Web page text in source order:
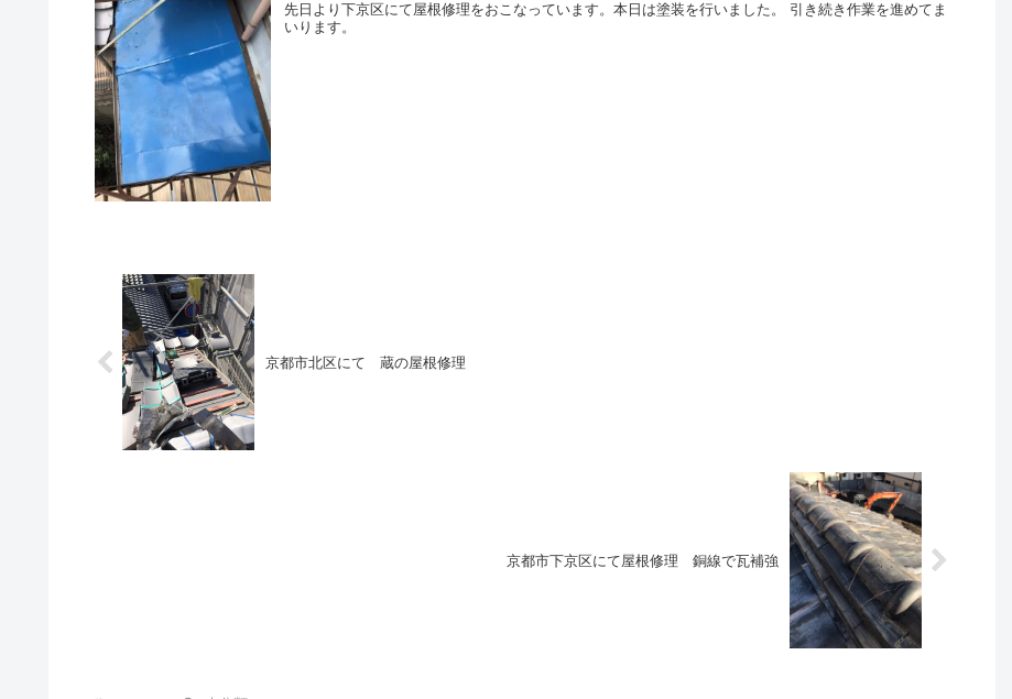
先日より下京区にて屋根修理をおこなっています。本日は塗装を行いました。 引き続き作業を進めてま
いります。
京都市北区にて 蔵の屋根修理
京都市下京区にて屋根修理 銅線で瓦補強